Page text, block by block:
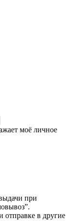
моё личное
при
отправке в другие